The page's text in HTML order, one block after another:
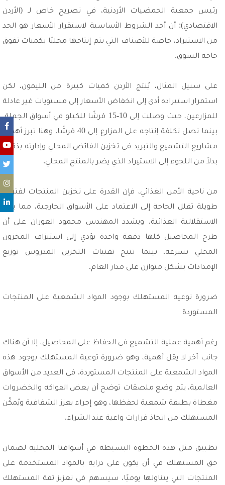
رئيس جمعية الحمضيات الأردنية، في تصريح خاص لـ (الأردن
الاقتصادي): أن أحد الشروط الأساسية لاستقرار الأسعار هو الحد
من الاستيراد، خاصة للأصناف التي يتم إنتاجها محليًا بكميات تفوق
حاجة السوق.
على سبيل المثال، يُنتج الأردن كميات كبيرة من الليمون، لكن
استمرار استيراده أدى إلى انخفاض الأسعار إلى مستويات غير عادلة
للمزارعين، حيث وصلت إلى 10-15 قرشًا للكيلو في أسواق الجملة،
بينما تصل تكلفة إنتاجه على المزارع إلى 40 قرشًا. وهنا تبرز أهمية
مشاريع التشميع والتبريد في تخزين الفائض المحلي وإدارته بذكاء،
بدلاً من اللجوء إلى الاستيراد الذي يضر بالمنتج المحلي.
من ناحية الأمن الغذائي، فإن القدرة على تخزين المنتجات لفترات
طويلة تقلل الحاجة إلى الاعتماد على الأسواق الخارجية، مما يعزز
الاستقلالية الغذائية. ويشدد المهندس محمود العوران على أن
طرح المحاصيل كلها دفعة واحدة يؤدي إلى استنزاف المخزون
المحلي بسرعة، بينما تتيح تقنيات التخزين المدروس توزيع
الإمدادات بشكل متوازن على مدار العام.
ضرورة توعية المستهلك بوجود المواد الشمعية على المنتجات
المستوردة
رغم أهمية عملية التشميع في الحفاظ على المحاصيل، إلا أن هناك
جانب آخر لا يقل أهمية، وهو ضرورة توعية المستهلك بوجود هذه
المواد الشمعية على المنتجات المستوردة. في العديد من الأسواق
العالمية، يتم وضع ملصقات توضح أن بعض الفواكه والخضروات
مغطاة بطبقة شمعية لحفظها، وهو إجراء يعزز الشفافية ويُمكّن
المستهلك من اتخاذ قرارات واعية عند الشراء.
تطبيق مثل هذه الخطوة البسيطة في أسواقنا المحلية لضمان
حق المستهلك في أن يكون على دراية بالمواد المستخدمة على
المنتجات التي يتناولها يوميًا، سيسهم في تعزيز ثقة المستهلك